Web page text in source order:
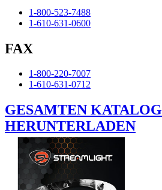
1-800-523-7488
1-610-631-0600
FAX
1-800-220-7007
1-610-631-0712
GESAMTEN KATALOG
HERUNTERLADEN